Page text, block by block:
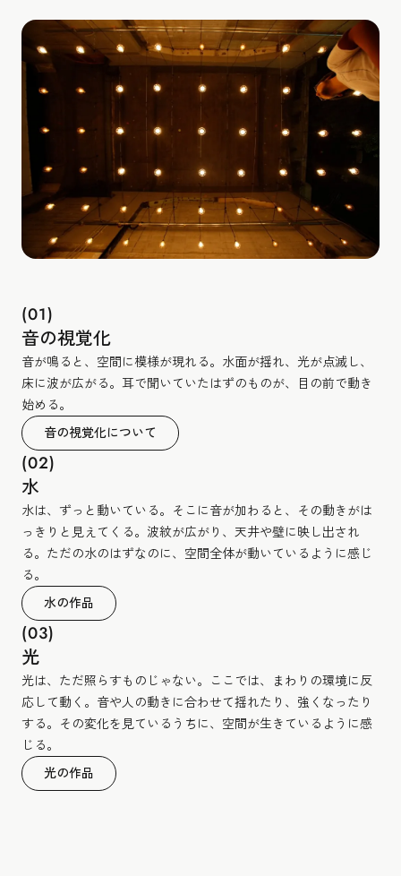
(01)
音の視覚化
音が鳴ると、空間に模様が現れる。水面が揺れ、光が点滅し、
床に波が広がる。耳で聞いていたはずのものが、目の前で動き
始める。
音の視覚化について
(02)
水
水は、ずっと動いている。そこに音が加わると、その動きがは
っきりと見えてくる。波紋が広がり、天井や壁に映し出され
る。ただの水のはずなのに、空間全体が動いているように感じ
る。
水の作品
(03)
光
光は、ただ照らすものじゃない。ここでは、まわりの環境に反
応して動く。音や人の動きに合わせて揺れたり、強くなったり
する。その変化を見ているうちに、空間が生きているように感
じる。
光の作品